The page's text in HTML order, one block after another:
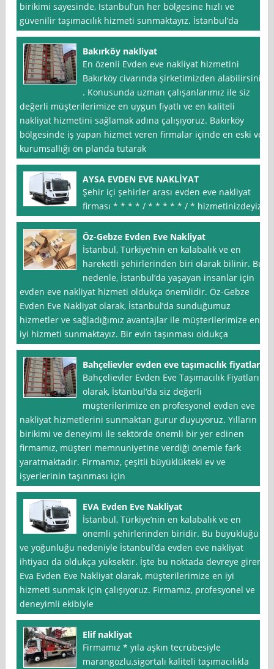
birikimi sayesinde, Istanbul’un her bölgesine hızlı ve
güvenilir taşımacılık hizmeti sunmaktayız. İstanbul’da
Bakırköy nakliyat
En özenli Evden eve nakliyat hizmetini
Bakırköy civarında şirketimizden alabilirsiniz
. Konusunda uzman çalışanlarımız ile siz
değerli müşterilerimize en uygun fiyatlı ve en kaliteli
nakliyat hizmetini sağlamak adına çalışıyoruz. Bakırköy
bölgesinde iş yapan hizmet veren firmalar içinde en eski ve
kurumsallığı ön planda tutarak
AYSA EVDEN EVE NAKLİYAT
Şehir içi şehirler arası evden eve nakliyat
firması * * * * / * * * * * / * hizmetinizdeyiz
Öz-Gebze Evden Eve Nakliyat
İstanbul, Türkiye’nin en kalabalık ve en
hareketli şehirlerinden biri olarak bilinir. Bu
nedenle, İstanbul’da yaşayan insanlar için
evden eve nakliyat hizmeti oldukça önemlidir. Öz-Gebze
Evden Eve Nakliyat olarak, İstanbul’da sunduğumuz
hizmetler ve sağladığımız avantajlar ile müşterilerimize en
iyi hizmeti sunmaktayız. Bir evin taşınması oldukça
Bahçelievler evden eve taşımacılık fiyatları
Bahçelievler Evden Eve Taşımacılık Fiyatları
olarak, İstanbul‘da siz değerli
müşterilerimize en profesyonel evden eve
nakliyat hizmetlerini sunmaktan gurur duyuyoruz. Yılların
birikimi ve deneyimi ile sektörde önemli bir yer edinen
firmamız, müşteri memnuniyetine verdiği önemle fark
yaratmaktadır. Firmamız, çeşitli büyüklükteki ev ve
işyerlerinin taşınması için
EVA Evden Eve Nakliyat
İstanbul, Türkiye’nin en kalabalık ve en
önemli şehirlerinden biridir. Bu büyüklüğü
ve yoğunluğu nedeniyle İstanbul’da evden eve nakliyat
ihtiyacı da oldukça yüksektir. İşte bu noktada devreye giren
Eva Evden Eve Nakliyat olarak, müşterilerimize en iyi
hizmeti sunmak için çalışıyoruz. Firmamız, profesyonel ve
deneyimli ekibiyle
Elif nakliyat
Firmamız * yıla aşkın tecrübesiyle
marangozlu,sigortalı kaliteli taşımacılıkla